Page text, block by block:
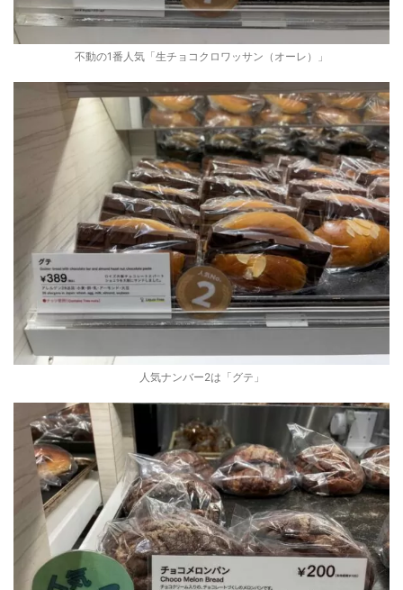
不動の1番人気「生チョコクロワッサン（オーレ）」
人気ナンバー2は「グテ」